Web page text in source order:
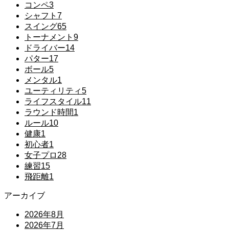
コンペ3
シャフト 7
スイング65
トーナメント 9
ドライバー14
パター17
ボール5
メンタル1
ユーティリティ5
ライフスタイル11
ラウンド時間1
ルール10
健康1
初心者1
女子プロ28
練習15
飛距離1
アーカイブ
2026年8月
2026年7月